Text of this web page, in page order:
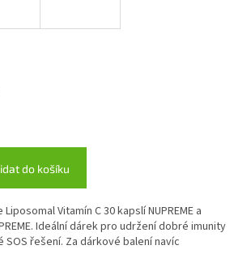
do košíku
Vitamín C 30 kapslí NUPREME a
Ideální dárek pro udržení dobré imunity
řešení. Za dárkové balení navíc